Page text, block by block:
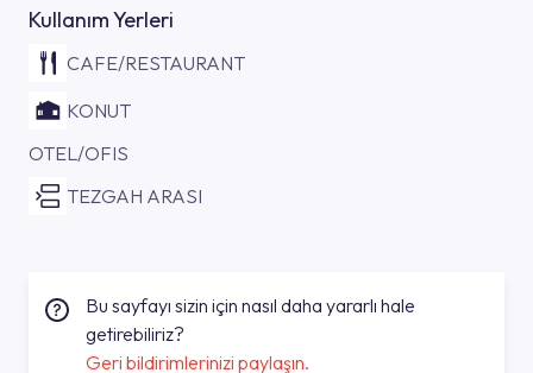
Kullanım Yerleri
CAFE/RESTAURANT
KONUT
OTEL/OFIS
TEZGAH ARASI
Bu sayfayı sizin için nasıl daha yararlı hale
getirebiliriz?
Geri bildirimlerinizi paylaşın.